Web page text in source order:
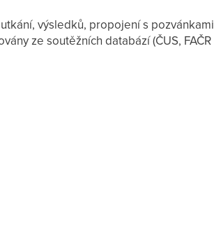
výsledků, propojení s pozvánkami
ze soutěžních databází (ČUS, FAČR